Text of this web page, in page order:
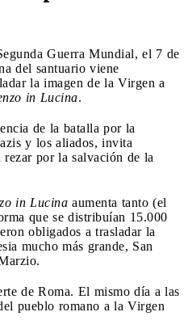
Guerra Mundial, el 7 de
del santuario viene
la imagen de la Virgen a
in Lucina.
de la batalla por la
y los aliados, invita
rezar por la salvación de la
in Lucina aumenta tanto (el
que se distribuían 15.000
obligados a trasladar la
mucho más grande, San
de Roma. El mismo día a las
pueblo romano a la Virgen